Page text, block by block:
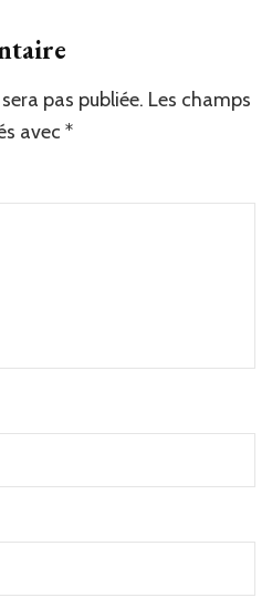
pas publiée. Les champs
avec *